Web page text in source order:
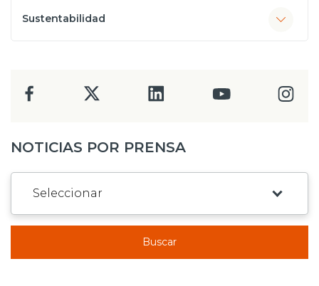
Sustentabilidad
NOTICIAS POR PRENSA
Buscar